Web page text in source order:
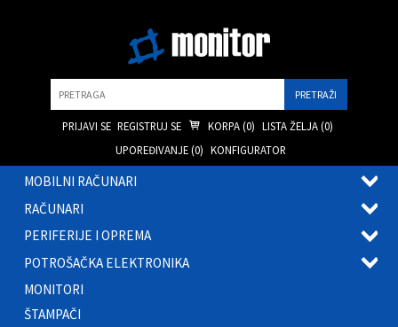
PRIJAVI SE REGISTRUJ SE KORPA (0) LISTA ŽELJA (0)
UPOREĐIVANJE (0) KONFIGURATOR
MOBILNI RAČUNARI
RAČUNARI
PERIFERIJE I OPREMA
POTROŠAČKA ELEKTRONIKA
MONITORI
ŠTAMPAČI